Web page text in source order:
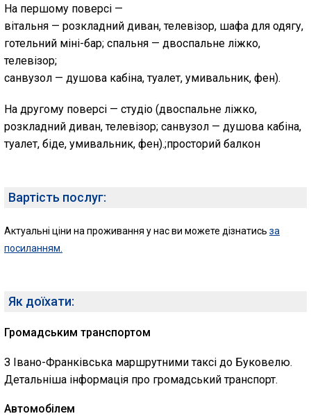
На першому поверсі —
вітальня — розкладний диван, телевізор, шафа для одягу,
готельний міні-бар; спальня — двоспальне ліжко,
телевізор;
санвузол — душова кабіна, туалет, умивальник, фен).
На другому поверсі — студіо (двоспальне ліжко,
розкладний диван, телевізор; санвузол — душова кабіна,
туалет, біде, умивальник, фен).;просторий балкон
Вартість послуг:
Актуальні ціни на проживання у нас ви можете дізнатись за
посиланням.
Як доїхати:
Громадським транспортом
З Івано-Франківська маршрутними таксі до Буковелю.
Детальніша інформація про громадський транспорт.
Автомобілем